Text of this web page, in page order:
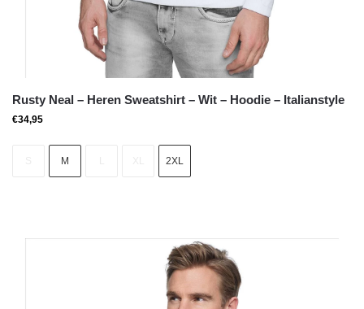
Rusty Neal – Heren Sweatshirt – Wit – Hoodie – Italianstyle
€34,95
M 2XL